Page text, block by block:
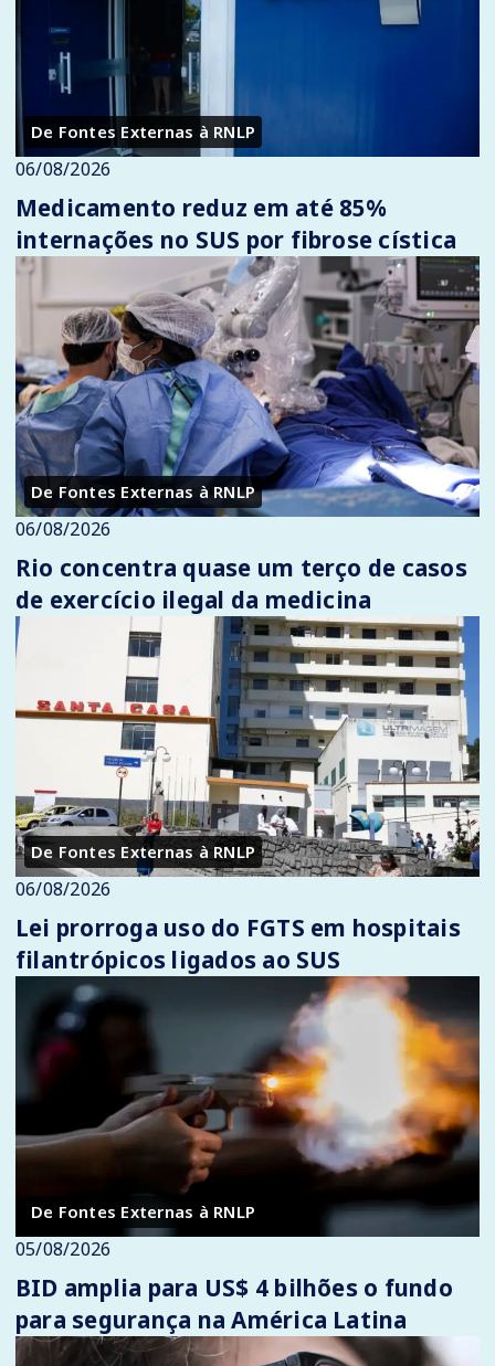
De Fontes Externas à RNLP
06/08/2026
Medicamento reduz em até 85%
internações no SUS por fibrose cística
De Fontes Externas à RNLP
06/08/2026
Rio concentra quase um terço de casos
de exercício ilegal da medicina
De Fontes Externas à RNLP
06/08/2026
Lei prorroga uso do FGTS em hospitais
filantrópicos ligados ao SUS
De Fontes Externas à RNLP
05/08/2026
BID amplia para US$ 4 bilhões o fundo
para segurança na América Latina